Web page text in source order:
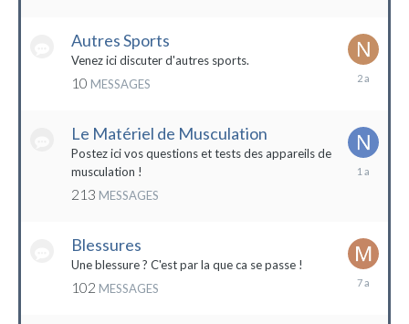
Autres Sports
Venez ici discuter d'autres sports.
10 MESSAGES
18
Le Matériel de Musculation
Postez ici vos questions et tests des appareils de
musculation !
213 MESSAGES
Blessures
Une blessure ? C'est par la que ca se passe !
102 MESSAGES
19